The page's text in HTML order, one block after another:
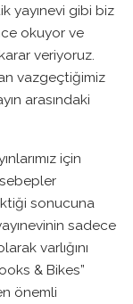
yayınevi gibi biz
okuyor ve
veriyoruz.
vazgeçtiğimiz
arasındaki
için
sonucuna
sadece
varlığını
& Bikes”
önemli